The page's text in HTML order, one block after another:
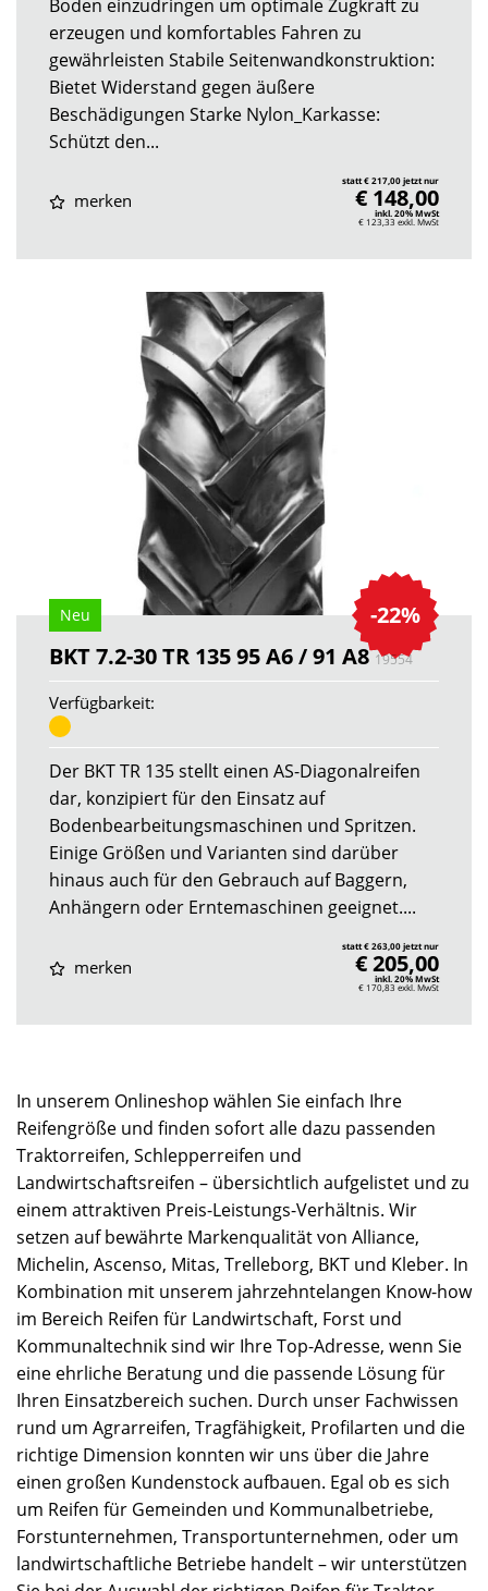
Boden einzudringen um optimale Zugkraft zu
erzeugen und komfortables Fahren zu
gewährleisten Stabile Seitenwandkonstruktion:
Bietet Widerstand gegen äußere
Beschädigungen Starke Nylon_Karkasse:
Schützt den...
merken
statt € 217,00 jetzt nur
€ 148,00
inkl. 20% MwSt
€ 123,33 exkl. MwSt
-22%
Neu
BKT 7.2-30 TR 135 95 A6 / 91 A819554
Verfügbarkeit:
Der BKT TR 135 stellt einen AS-Diagonalreifen
dar, konzipiert für den Einsatz auf
Bodenbearbeitungsmaschinen und Spritzen.
Einige Größen und Varianten sind darüber
hinaus auch für den Gebrauch auf Baggern,
Anhängern oder Erntemaschinen geeignet....
merken
statt € 263,00 jetzt nur
€ 205,00
inkl. 20% MwSt
€ 170,83 exkl. MwSt
In unserem Onlineshop wählen Sie einfach Ihre
Reifengröße und finden sofort alle dazu passenden
Traktorreifen, Schlepperreifen und
Landwirtschaftsreifen – übersichtlich aufgelistet und zu
einem attraktiven Preis-Leistungs-Verhältnis. Wir
setzen auf bewährte Markenqualität von Alliance,
Michelin, Ascenso, Mitas, Trelleborg, BKT und Kleber. In
Kombination mit unserem jahrzehntelangen Know-how
im Bereich Reifen für Landwirtschaft, Forst und
Kommunaltechnik sind wir Ihre Top-Adresse, wenn Sie
eine ehrliche Beratung und die passende Lösung für
Ihren Einsatzbereich suchen. Durch unser Fachwissen
rund um Agrarreifen, Tragfähigkeit, Profilarten und die
richtige Dimension konnten wir uns über die Jahre
einen großen Kundenstock aufbauen. Egal ob es sich
um Reifen für Gemeinden und Kommunalbetriebe,
Forstunternehmen, Transportunternehmen, oder um
landwirtschaftliche Betriebe handelt – wir unterstützen